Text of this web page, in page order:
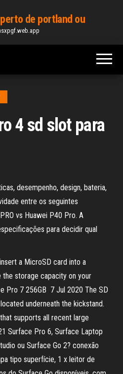
de portland ou
4 sd slot para
desempenho, design, bateria,
entre os seguintes
vs Huawei P40 Pro. A
para decidir qual
a MicroSD card into a
storage capacity on your
Pro 7 256GB 7 Jul 2020 The SD
underneath the kickstand.
supports all recent large
Surface Pro 6, Surface Laptop
ou Surface Go 2? conexão
tipo superfície, 1 x leitor de